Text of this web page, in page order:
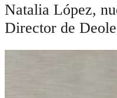
Natalia López,
Director de